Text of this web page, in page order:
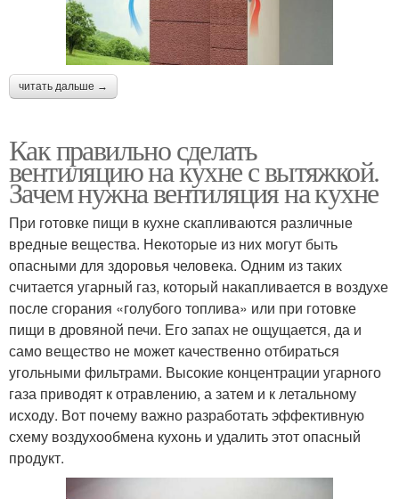
читать дальше →
Как правильно сделать
вентиляцию на кухне с вытяжкой.
Зачем нужна вентиляция на кухне
При готовке пищи в кухне скапливаются различные
вредные вещества. Некоторые из них могут быть
опасными для здоровья человека. Одним из таких
считается угарный газ, который накапливается в воздухе
после сгорания «голубого топлива» или при готовке
пищи в дровяной печи. Его запах не ощущается, да и
само вещество не может качественно отбираться
угольными фильтрами. Высокие концентрации угарного
газа приводят к отравлению, а затем и к летальному
исходу. Вот почему важно разработать эффективную
схему воздухообмена кухонь и удалить этот опасный
продукт.